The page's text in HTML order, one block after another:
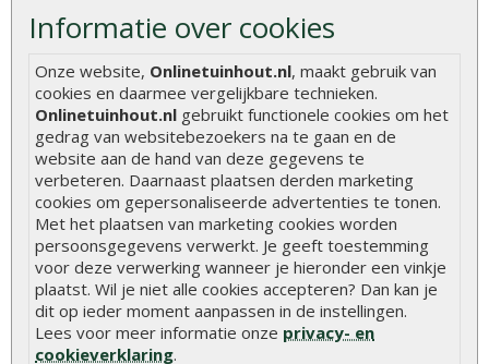
Informatie over cookies
Onze website, Onlinetuinhout.nl, maakt gebruik van
cookies en daarmee vergelijkbare technieken.
Onlinetuinhout.nl gebruikt functionele cookies om het
gedrag van websitebezoekers na te gaan en de
website aan de hand van deze gegevens te
verbeteren. Daarnaast plaatsen derden marketing
cookies om gepersonaliseerde advertenties te tonen.
Met het plaatsen van marketing cookies worden
persoonsgegevens verwerkt. Je geeft toestemming
voor deze verwerking wanneer je hieronder een vinkje
plaatst. Wil je niet alle cookies accepteren? Dan kan je
dit op ieder moment aanpassen in de instellingen.
Lees voor meer informatie onze privacy- en
cookieverklaring.
Hoe betonpaal plaatsen
De 9 beste tuinschermen van Onlinetuinhout.nl
Stijlvolle houtsoorten voor in de tuin
Duurzame tuin
Welke palen voor een schapenhek
Alle populaire categorieën
Tuinhout
Schutting
Vlonderplanken
Tuindeuren
Tuinschermen